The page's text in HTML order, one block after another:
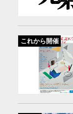
これから開催